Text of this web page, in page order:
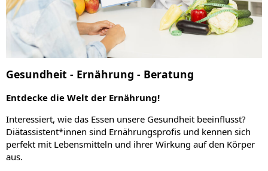
Gesundheit - Ernährung - Beratung
Entdecke die Welt der Ernährung!
Interessiert, wie das Essen unsere Gesundheit beeinflusst?
Diätassistent*innen sind Ernährungsprofis und kennen sich
perfekt mit Lebensmitteln und ihrer Wirkung auf den Körper
aus.